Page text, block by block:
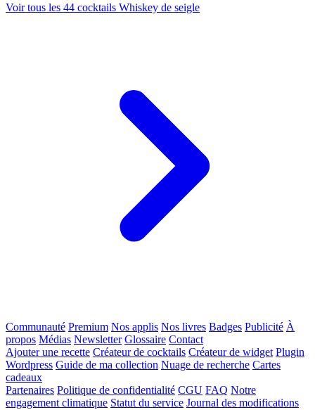
Voir tous les 44 cocktails Whiskey de seigle
Communauté Premium Nos applis Nos livres Badges Publicité À
propos Médias Newsletter Glossaire Contact
Ajouter une recette Créateur de cocktails Créateur de widget Plugin
Wordpress Guide de ma collection Nuage de recherche Cartes
cadeaux
Partenaires Politique de confidentialité CGU FAQ Notre
engagement climatique Statut du service Journal des modifications